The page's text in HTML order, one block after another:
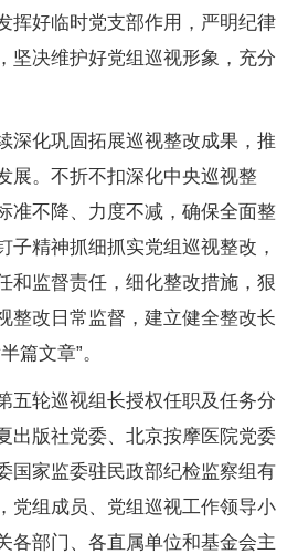
挥好临时党支部作用，严明纪律
坚决维护好党组巡视形象，充分
化巩固拓展巡视整改成果，推
展。不折不扣深化中央巡视整
准不降、力度不减，确保全面整
子精神抓细抓实党组巡视整改，
和监督责任，细化整改措施，狠
整改日常监督，建立健全整改长
篇文章”。
轮巡视组长授权任职及任务分
出版社党委、北京按摩医院党委
国家监委驻民政部纪检监察组有
党组成员、党组巡视工作领导小
各部门、各直属单位和基金会主